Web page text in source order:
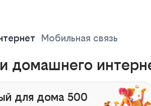
Мобильная связь
домашнего
для дома 500